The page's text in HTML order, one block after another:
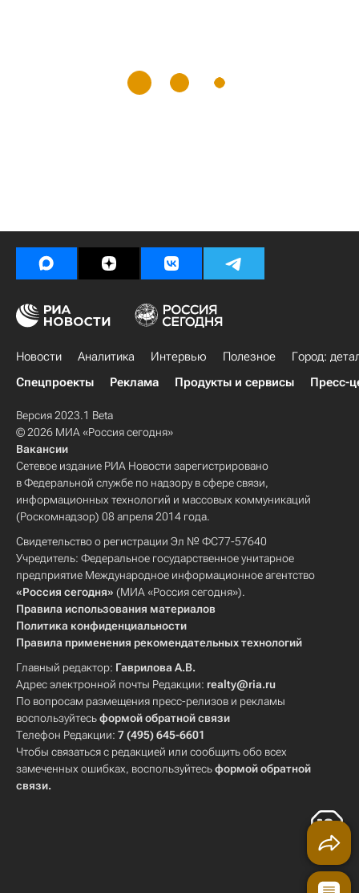
Новости Аналитика Интервью Полезное
Город:
Спецпроекты
Реклама Продукты и сервисы Пресс-
Версия 2023.1 Beta
© 2026 МИА «Россия сегодня»
Вакансии
Сетевое издание РИА Новости зарегистрировано
в Федеральной службе по надзору в сфере связи,
информационных технологий и массовых коммуникаций
(Роскомнадзор) 08 апреля 2014 года.
Свидетельство о регистрации Эл № ФС77-57640
Учредитель: Федеральное государственное унитарное
предприятие Международное информационное агентство
«Россия сегодня» (МИА «Россия сегодня»).
Правила использования материалов
Политика конфиденциальности
Правила применения рекомендательных технологий
Главный редактор: Гаврилова А.В.
Адрес электронной почты Редакции: realty@ria.ru
По вопросам размещения пресс-релизов и рекламы
воспользуйтесьформой обратной связи
Телефон Редакции: 7 (495) 645-6601
Чтобы связаться с редакцией или сообщить обо всех
замеченных ошибках, воспользуйтесьформой обратной
связи.